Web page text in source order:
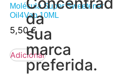
da
sua
marca
preferida.
Molécula Super Sweetener
Oil4Vap 10ML
5,50€
Adicionar